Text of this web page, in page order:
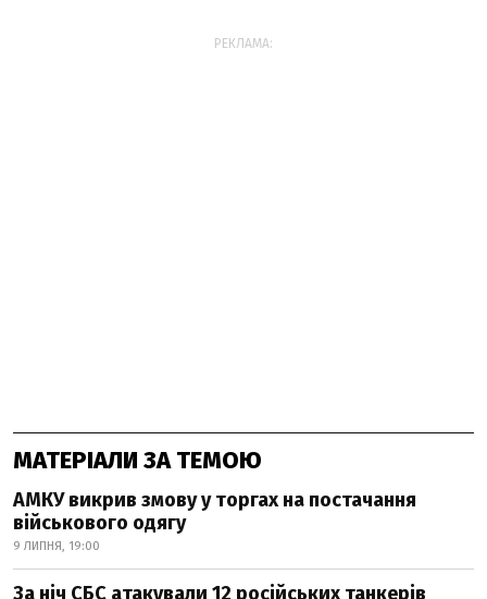
РЕКЛАМА:
МАТЕРІАЛИ ЗА ТЕМОЮ
АМКУ викрив змову у торгах на постачання
військового одягу
9 ЛИПНЯ, 19:00
За ніч СБС атакували 12 російських танкерів